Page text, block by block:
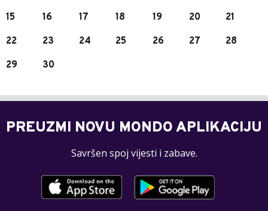
15
16 17 18 19 20
21
22
23 24 25 26 27
28
29
30
PREUZMI NOVU MONDO APLIKACIJU
Savršen spoj vijesti i zabave.